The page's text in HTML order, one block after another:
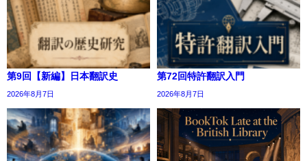
第9回【新編】日本翻訳史
2026年8月7日
第72回特許翻訳入門
2026年8月7日